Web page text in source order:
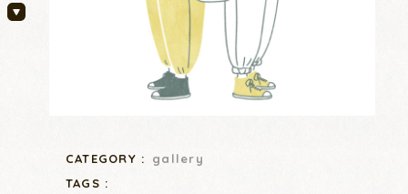
CATEGORY :
gallery
TAGS :